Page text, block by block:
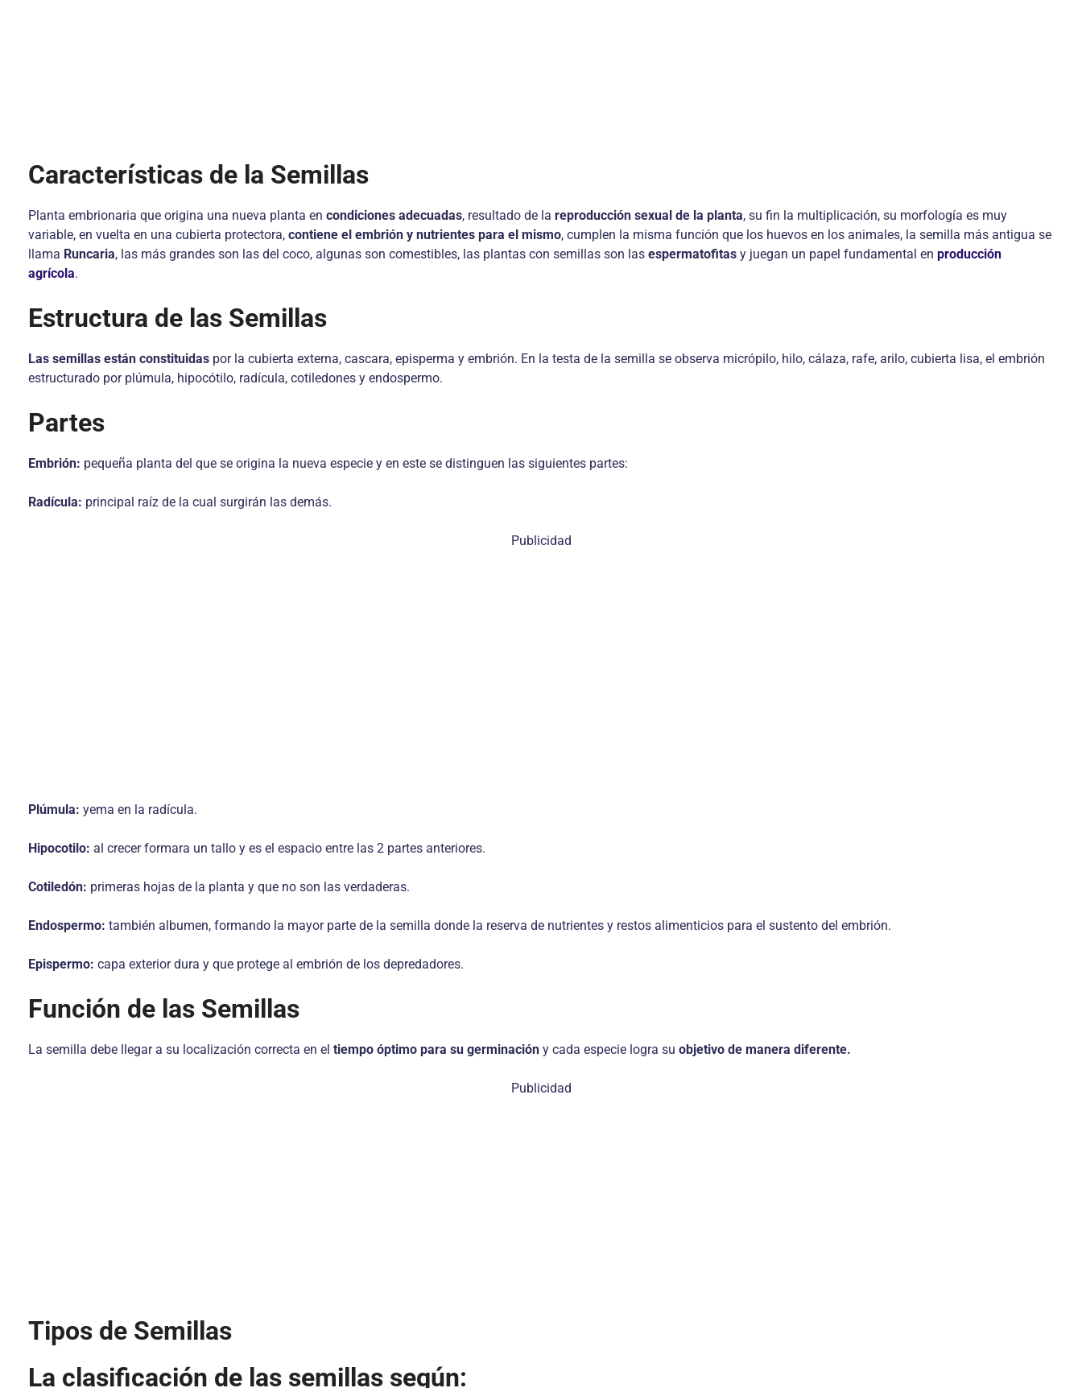
Características de la Semillas
Planta embrionaria que origina una nueva planta en condiciones adecuadas, resultado de la reproducción sexual de la planta, su fin la multiplicación, su morfología es muy
variable, en vuelta en una cubierta protectora, contiene el embrión y nutrientes para el mismo, cumplen la misma función que los huevos en los animales, la semilla más antigua se
llama Runcaria, las más grandes son las del coco, algunas son comestibles, las plantas con semillas son las espermatofitas y juegan un papel fundamental en producción
agrícola.
Estructura de las Semillas
Las semillas están constituidas por la cubierta externa, cascara, episperma y embrión. En la testa de la semilla se observa micrópilo, hilo, cálaza, rafe, arilo, cubierta lisa, el embrión
estructurado por plúmula, hipocótilo, radícula, cotiledones y endospermo.
Partes
Embrión: pequeña planta del que se origina la nueva especie y en este se distinguen las siguientes partes:
Radícula: principal raíz de la cual surgirán las demás.
Publicidad
Plúmula: yema en la radícula.
Hipocotilo: al crecer formara un tallo y es el espacio entre las 2 partes anteriores.
Cotiledón: primeras hojas de la planta y que no son las verdaderas.
Endospermo: también albumen, formando la mayor parte de la semilla donde la reserva de nutrientes y restos alimenticios para el sustento del embrión.
Epispermo: capa exterior dura y que protege al embrión de los depredadores.
Función de las Semillas
La semilla debe llegar a su localización correcta en el tiempo óptimo para su germinación y cada especie logra su objetivo de manera diferente.
Publicidad
Tipos de Semillas
La clasificación de las semillas según: